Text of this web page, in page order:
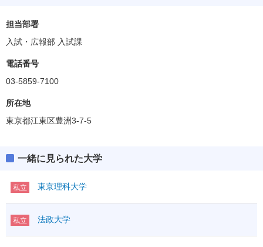
担当部署
入試・広報部 入試課
電話番号
03-5859-7100
所在地
東京都江東区豊洲3-7-5
一緒に見られた大学
私立 東京理科大学
私立 法政大学